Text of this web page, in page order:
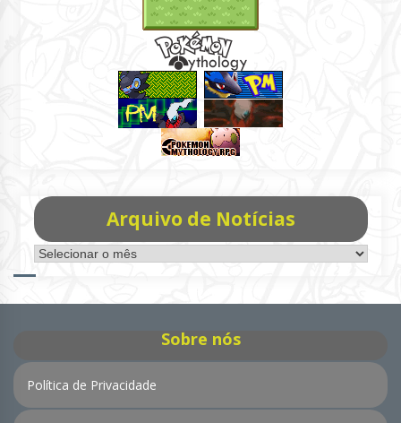
Arquivo de Notícias
Arquivo
de
Sobre nós
Política de Privacidade